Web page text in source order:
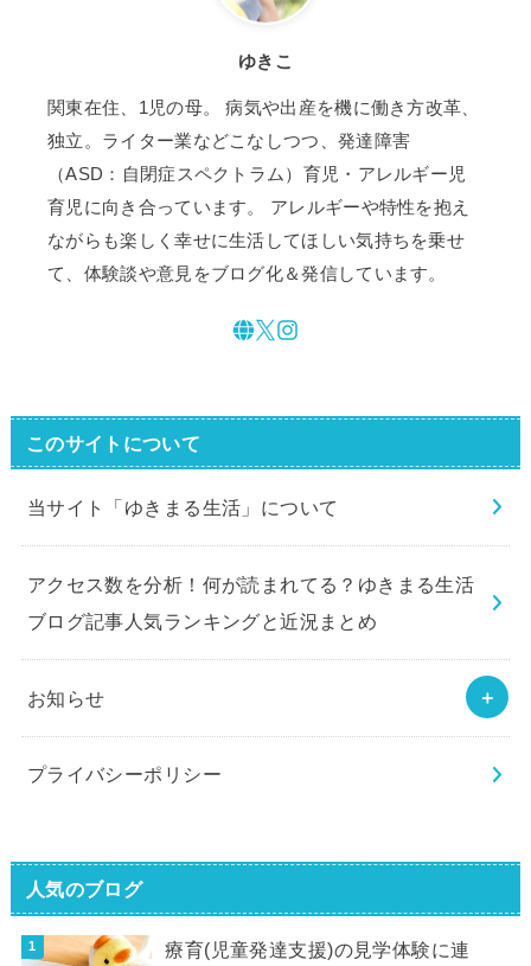
ゆきこ
関東在住、1児の母。 病気や出産を機に働き方改革、
独立。ライター業などこなしつつ、発達障害
（ASD：自閉症スペクトラム）育児・アレルギー児
育児に向き合っています。 アレルギーや特性を抱え
ながらも楽しく幸せに生活してほしい気持ちを乗せ
て、体験談や意見をブログ化＆発信しています。
このサイトについて
当サイト「ゆきまる生活」について
アクセス数を分析！何が読まれてる？ゆきまる生活
ブログ記事人気ランキングと近況まとめ
お知らせ
プライバシーポリシー
人気のブログ
療育(児童発達支援)の見学体験に連